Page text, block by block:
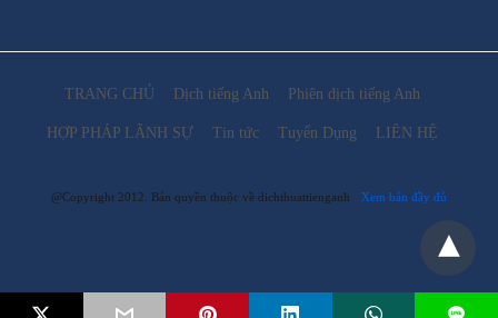
TRANG CHỦ Dịch tiếng Anh Phiên dịch tiếng Anh
HỢP PHÁP LÃNH SỰ Tin tức Tuyển Dụng LIÊN HỆ
@Copyright 2012. Bản quyền thuộc về dichthuattienganh Xem bản đầy đủ